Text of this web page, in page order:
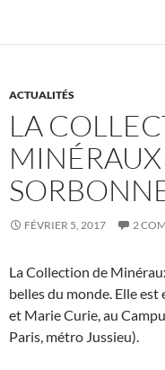
ACTUALITÉS
LA
FÉVRIER 5, 2017 2
La Collection de
belles du monde. Elle est
et Marie Curie, au
Paris, métro Jussieu).